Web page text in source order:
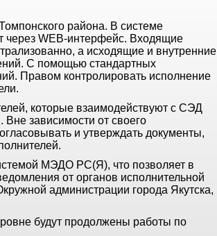
района. В системе
через WEB-интерфейс. Входящие
а исходящие и внутренние
С помощью стандартных
Правом контролировать исполнение
которые взаимодействуют с СЭД
Вне зависимости от своего
и утверждать документы,
МЭДО РС(Я), что позволяет в
от органов исполнительной
администрации города Якутска,
будут продолжены работы по